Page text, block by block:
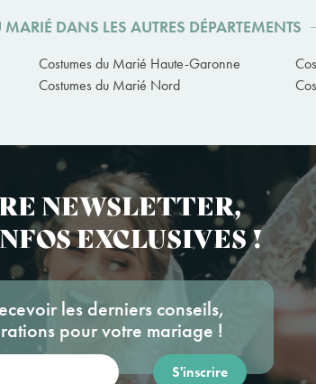
DANS LES AUTRES DÉPARTEMENTS
Costumes du Marié Haute-Garonne
Costumes du Marié Nord
NEWSLETTER,
EXCLUSIVES !
les derniers conseils,
pour votre mariage !